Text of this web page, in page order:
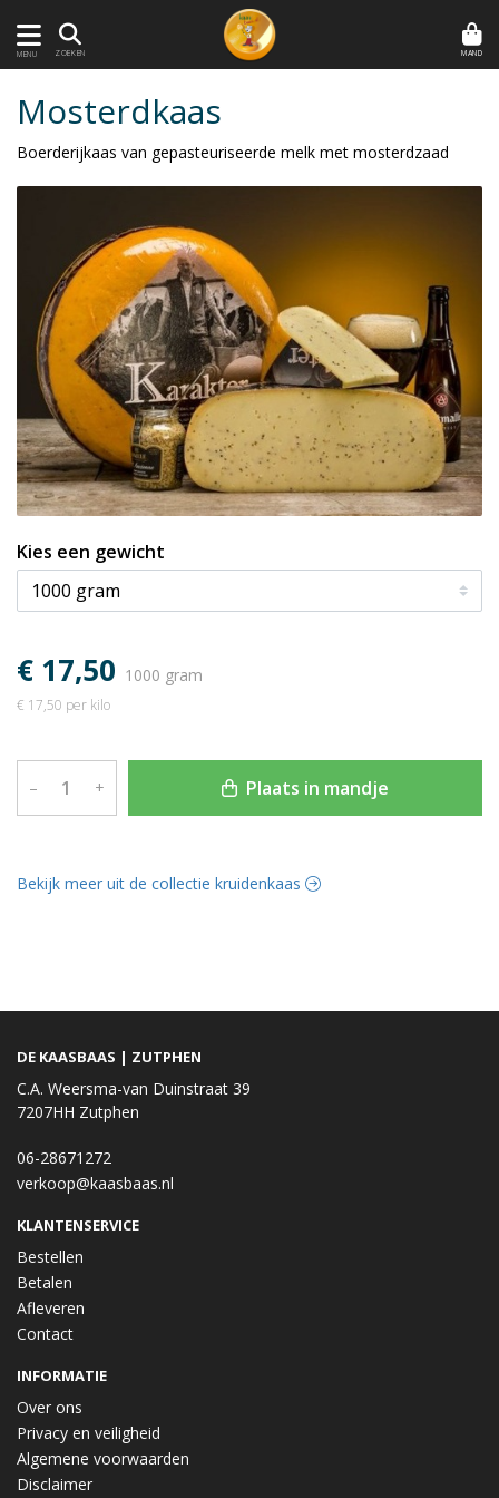
MENU ZOEKEN MAND
Mosterdkaas
Boerderijkaas van gepasteuriseerde melk met mosterdzaad
Kies een gewicht
€ 17,50 1000 gram
€ 17,50 per kilo
– + Plaats in mandje
Bekijk meer uit de collectie kruidenkaas
DE KAASBAAS | ZUTPHEN
C.A. Weersma-van Duinstraat 39
7207HH Zutphen
06-28671272
verkoop@kaasbaas.nl
KLANTENSERVICE
Bestellen
Betalen
Afleveren
Contact
INFORMATIE
Over ons
Privacy en veiligheid
Algemene voorwaarden
Disclaimer